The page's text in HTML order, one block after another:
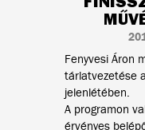
Fenyvesi Áron
tárlatvezetése
jelenlétében.
A programon
érvényes